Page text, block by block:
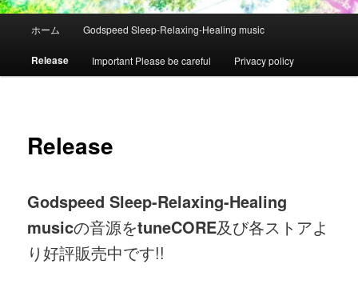
メ
ホーム Godspeed Sleep-Relaxing-Healing music
Release Important Please be careful Privacy policy
Release
Godspeed Sleep-Relaxing-Healing
musicの音源をtuneCORE及び各ストアよ
り好評販売中です!!